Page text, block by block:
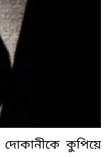
দোকানীকে কুপিয়ে